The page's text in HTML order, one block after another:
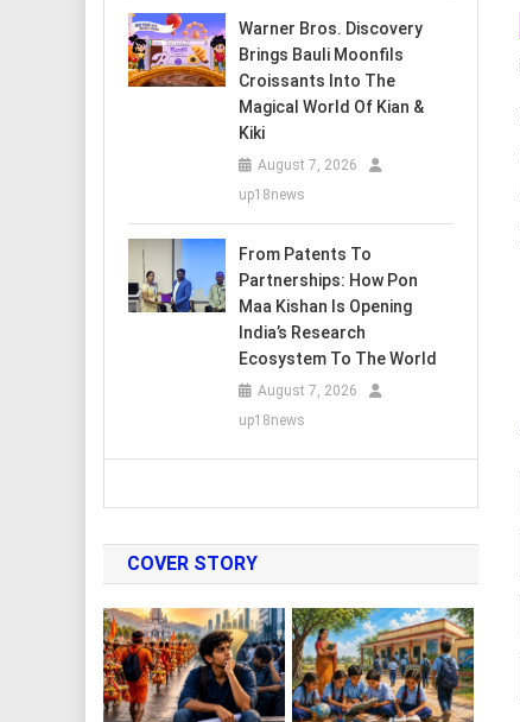
Warner Bros. Discovery
Brings Bauli Moonfils
Croissants Into The
Magical World Of Kian &
Kiki
August 7, 2026
up18news
From Patents To
Partnerships: How Pon
Maa Kishan Is Opening
India’s Research
Ecosystem To The World
August 7, 2026
up18news
COVER STORY